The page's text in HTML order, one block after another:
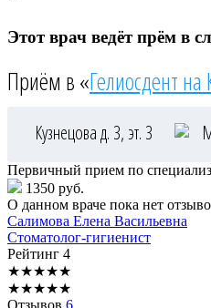
Этот врач ведёт прём в
Приём в «Гелиосдент на
Кузнецова д. 3, эт. 3
Первичный прием по
1350 руб.
О данном враче пока нет
Салимова Елена Васильевна
Стоматолог-гигиенист
Рейтинг 4
★★★★★
★★★★★
Отзывов 6